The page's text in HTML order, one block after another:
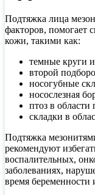
Подтяжка лица
факторов, помогает
кожи, такими как:
темные круги
второй
носогубные
носослезная
птоз в области
складки в
Подтяжка
рекомендуют
воспалительных,
заболеваниях,
время беременности